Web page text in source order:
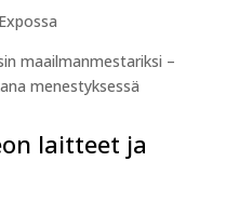
maailmanmestariksi –
menestyksessä
laitteet ja